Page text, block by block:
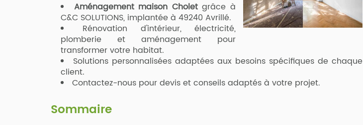
Aménagement maison Choletgrâce à
C&C SOLUTIONS, implantée à 49240 Avrillé.
Rénovation d'intérieur, électricité,
plomberie et aménagement pour
transformer votre habitat.
Solutions personnalisées adaptées aux besoins spécifiques de chaque
client.
Contactez-nous pour devis et conseils adaptés à votre projet.
Sommaire